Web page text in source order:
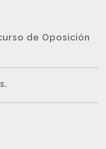
de Oposición